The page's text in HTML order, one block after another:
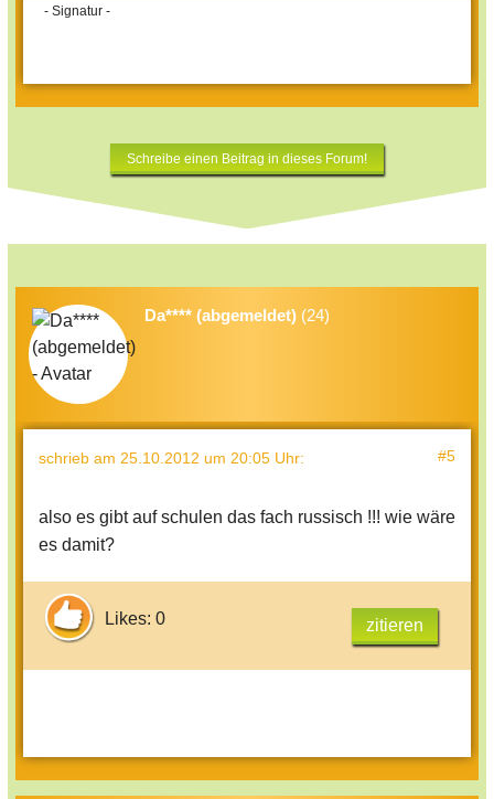
- Signatur -
Schreibe einen Beitrag in dieses Forum!
Da**** (abgemeldet) (24)
schrieb am 25.10.2012 um 20:05 Uhr: #5
also es gibt auf schulen das fach russisch !!! wie wäre
es damit?
Likes: 0 zitieren